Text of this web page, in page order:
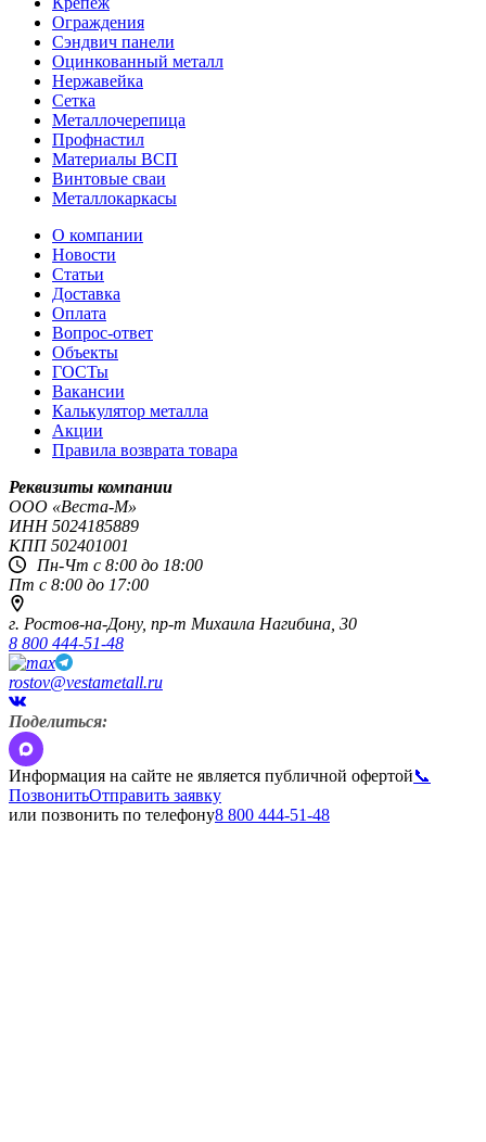
Ограждения
Сэндвич панели
Оцинкованный металл
Нержавейка
Сетка
Металлочерепица
Профнастил
Материалы ВСП
Винтовые сваи
Металлокаркасы
О компании
Новости
Статьи
Доставка
Оплата
Вопрос-ответ
Объекты
ГОСТы
Вакансии
Калькулятор металла
Акции
Правила возврата товара
Реквизиты компании
OOO «Веста-М»
ИНН5024185889
КПП502401001
Пн-Чт с 8:00 до 18:00
Пт с 8:00 до 17:00
г. Ростов-на-Дону, пр-т Михаила Нагибина, 30
8 800 444-51-48
rostov@vestametall.ru
Поделиться:
Информация на сайте не является публичной офертой📞
ПозвонитьОтправить заявку
или позвонить по телефону8 800 444-51-48